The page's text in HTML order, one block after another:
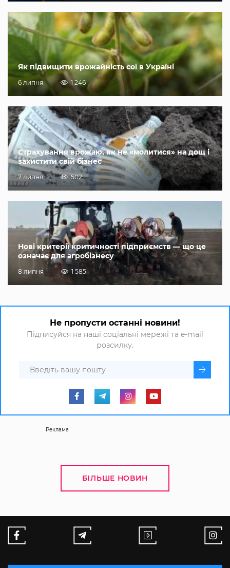
Як підвищити врожайність сої в Україні
6 липня 1 246
Страхування врожаю, як не «молитися» на дощ і
захистити свій бізнес
7 липня 502
Нові критерії критичності підприємств — що це
означає для агробізнесу
8 липня 1 585
Не пропусти останні новини!
Підписуйся на наші соціальні мережі та e-mail
розсилку.
Реклама
БІЛЬШЕ НОВИН